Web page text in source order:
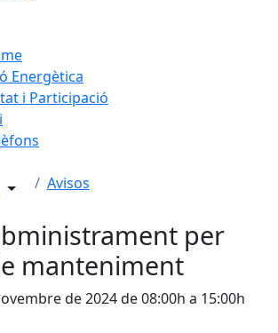
Energètica
i Participació
Avisos
per
manteniment
de 2024 de 08:00h a 15:00h